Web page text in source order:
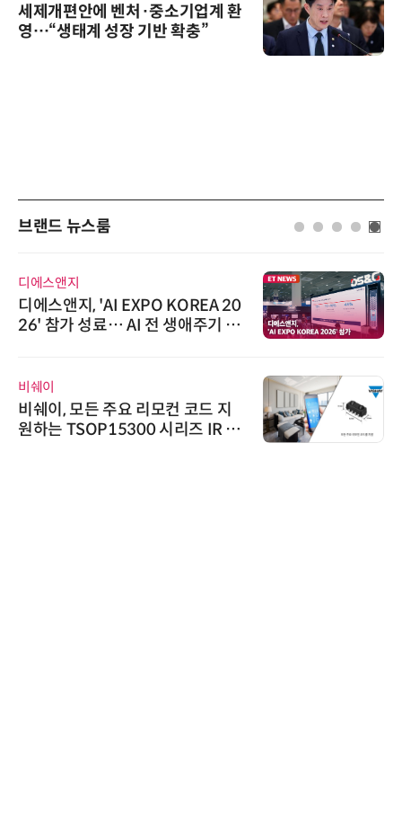
세제개편안에 벤처·중소기업계 환
영…“생태계 성장 기반 확충”
브랜드 뉴스룸
디에스앤지
디에스앤지, 'AI EXPO KOREA 20
26' 참가 성료… AI 전 생애주기 아
비쉐이
비쉐이, 모든 주요 리모컨 코드 지
원하는 TSOP15300 시리즈 IR 수